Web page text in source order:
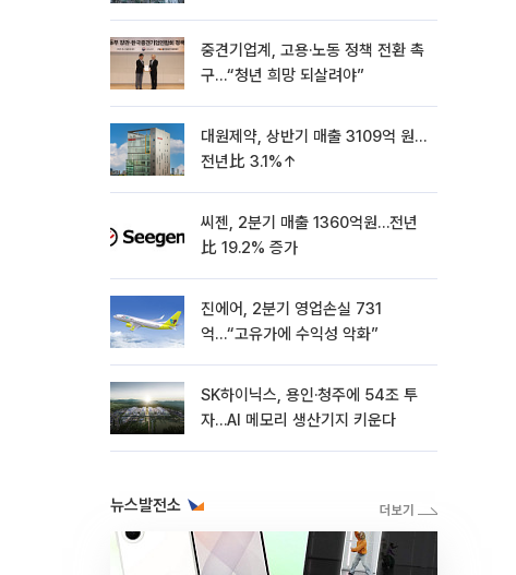
중견기업계, 고용·노동 정책 전환 촉
구…“청년 희망 되살려야”
대원제약, 상반기 매출 3109억 원…
전년比 3.1%↑
씨젠, 2분기 매출 1360억원…전년
比 19.2% 증가
진에어, 2분기 영업손실 731
억…“고유가에 수익성 악화”
SK하이닉스, 용인·청주에 54조 투
자…AI 메모리 생산기지 키운다
뉴스발전소